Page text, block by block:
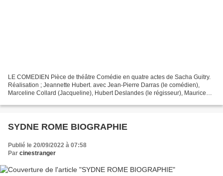
LE COMEDIEN Pièce de théâtre Comédie en quatre actes de Sacha Guitry.
Réalisation ; Jeannette Hubert. avec Jean-Pierre Darras (le comédien),
Marceline Collard (Jacqueline), Hubert Deslandes (le régisseur), Maurice
SYDNE ROME BIOGRAPHIE
Publié le 20/09/2022 à 07:58
Par cinestranger